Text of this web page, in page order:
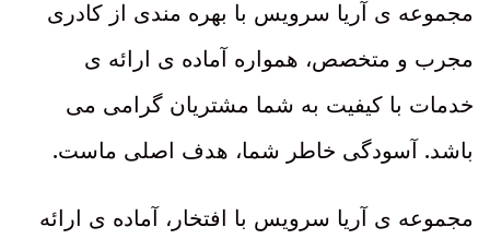
مجموعه ی آریا سرویس با بهره مندی از کادری
مجرب و متخصص، همواره آماده ی ارائه ی
خدمات با کیفیت به شما مشتریان گرامی می
باشد. آسودگی خاطر شما، هدف اصلی ماست.
مجموعه ی آریا سرویس با افتخار، آماده ی ارائه